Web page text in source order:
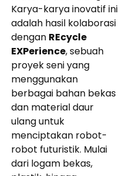
Karya-karya inovatif ini
adalah hasil kolaborasi
dengan REcycle
EXPerience, sebuah
proyek seni yang
menggunakan
berbagai bahan bekas
dan material daur
ulang untuk
menciptakan robot-
robot futuristik. Mulai
dari logam bekas,